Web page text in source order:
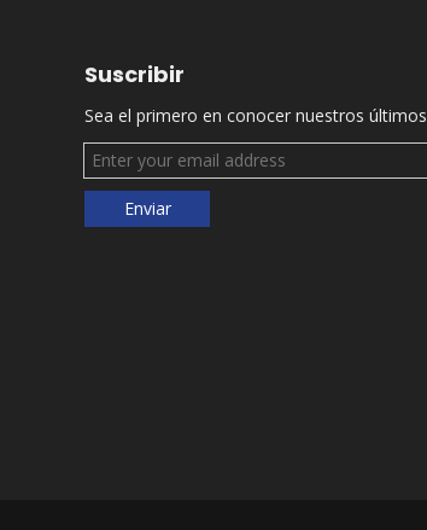
Suscribir
Sea el primero en conocer nuestros
Enviar